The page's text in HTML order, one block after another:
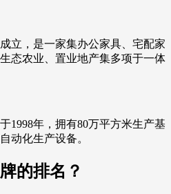
立，是一家集办公家具、宅配家
态农业、置业地产集多项于一体
1998年，拥有80万平方米生产基
动化生产设备。
的排名？